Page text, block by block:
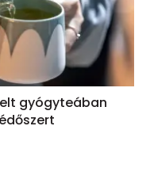
gyógyteában